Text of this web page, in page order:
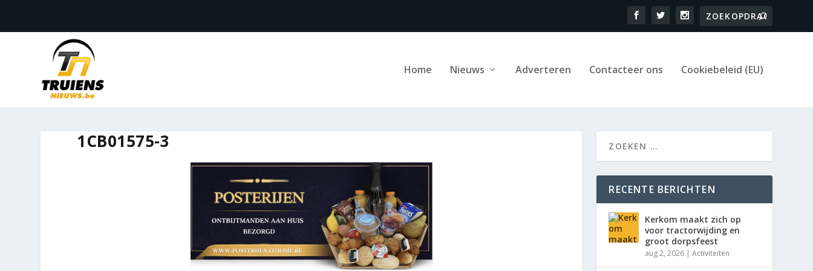
Home Nieuws Adverteren Contacteer ons Cookiebeleid (EU)
1CB01575-3
RECENTE BERICHTEN
Kerkom maakt zich op
voor tractorwijding en
groot dorpsfeest
aug 2, 2026 |Activiteiten